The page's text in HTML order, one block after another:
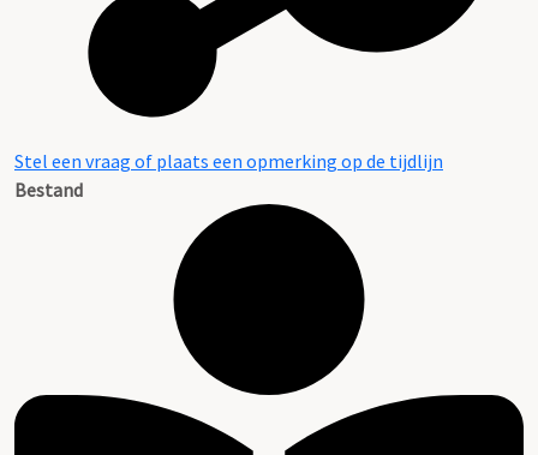
Stel een vraag of plaats een opmerking op de tijdlijn
Bestand